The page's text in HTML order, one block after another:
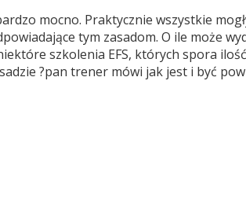
mocno. Praktycznie wszystkie
tym zasadom. O ile może
szkolenia EFS, których spora
?pan trener mówi jak jest i być